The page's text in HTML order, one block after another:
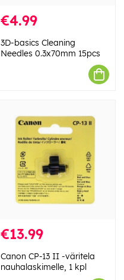
€4.99
3D-basics Cleaning
Needles 0.3x70mm 15pcs
€13.99
Canon CP-13 II -väritela
nauhalaskimelle, 1 kpl